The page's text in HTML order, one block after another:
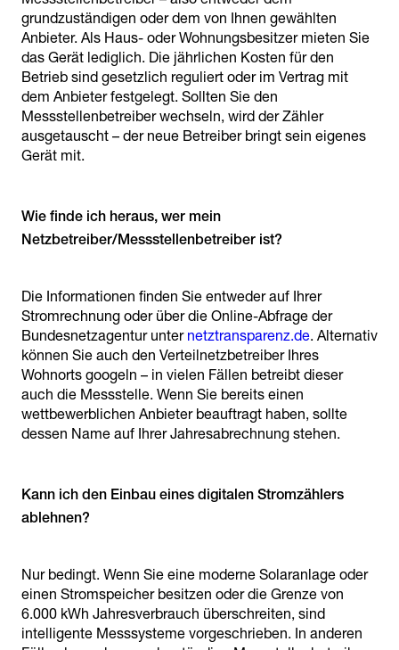
grundzuständigen oder dem von Ihnen gewählten
Anbieter. Als Haus- oder Wohnungsbesitzer mieten Sie
das Gerät lediglich. Die jährlichen Kosten für den
Betrieb sind gesetzlich reguliert oder im Vertrag mit
dem Anbieter festgelegt. Sollten Sie den
Messstellenbetreiber wechseln, wird der Zähler
ausgetauscht – der neue Betreiber bringt sein eigenes
Gerät mit.
Wie finde ich heraus, wer mein
Netzbetreiber/Messstellenbetreiber ist?
Die Informationen finden Sie entweder auf Ihrer
Stromrechnung oder über die Online-Abfrage der
Bundesnetzagentur unter netztransparenz.de. Alternativ
können Sie auch den Verteilnetzbetreiber Ihres
Wohnorts googeln – in vielen Fällen betreibt dieser
auch die Messstelle. Wenn Sie bereits einen
wettbewerblichen Anbieter beauftragt haben, sollte
dessen Name auf Ihrer Jahresabrechnung stehen.
Kann ich den Einbau eines digitalen Stromzählers
ablehnen?
Nur bedingt. Wenn Sie eine moderne Solaranlage oder
einen Stromspeicher besitzen oder die Grenze von
6.000 kWh Jahresverbrauch überschreiten, sind
intelligente Messsysteme vorgeschrieben. In anderen